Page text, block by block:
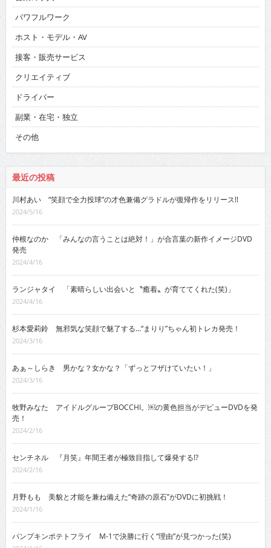
パワフルワーク
ホスト・モデル・AV
接客・販売サービス
クリエイティブ
ドライバー
副業・在宅・独立
その他
最近の投稿
川村あい “笑顔で全力投球”の才色兼備グラドルが復帰作をリリース!!
2024/5/16
仲根なのか 「みんなの言うことは絶対！」が合言葉の新作イメージDVD
発売
2024/4/16
ランジャタイ 「素晴らしい出会いと〝癒着〟が育ててくれた(笑)」
2024/4/16
杉本愛莉鈴 無邪気な笑顔で魅了する…“まりり”ちゃん初トレカ発売！
2024/3/16
あぁ～しらき 男かな？女かな？「ずっとフザけていたい！」
2024/3/16
牧野みなた アイドルグループBOCCHI。￼の黄色担当がデビューDVDを発
売！
2024/2/16
センチネル 『月笑』年間王者が極致目指して爆発する!?
2024/2/16
月野もも 美貌と才能を兼ね備えた“奇跡の原石”がDVDに初挑戦！
2024/1/16
パンプキンポテトフライ M-1で決勝に行く“理由”が見つかった(笑)